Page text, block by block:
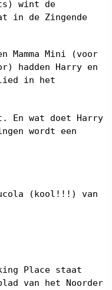
wint de
in de Zingende
Mamma Mini (voor
hadden Harry en
in het
En wat doet Harry
wordt een
(kool!!!) van
Place staat
van het Noorder